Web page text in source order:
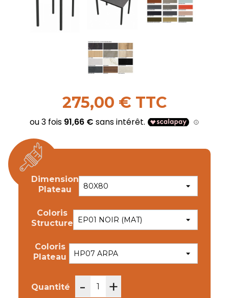
275,00 € TTC
Dimension
Plateau
Coloris
Structure
Coloris
Plateau
Quantité - +